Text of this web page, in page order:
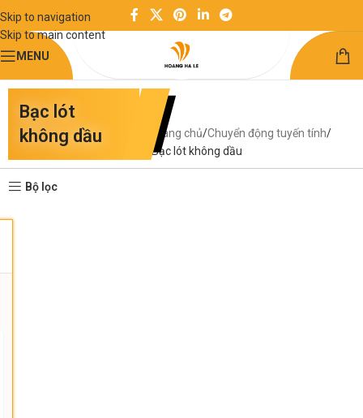
Skip to navigation
Skip to main content
MENU
Bạc lót
không dầu
Trang chủ Chuyển động tuyến tính
Bạc lót không dầu
Bộ lọc